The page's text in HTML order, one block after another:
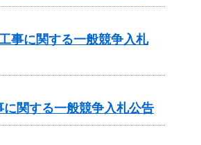
事に関する一般競争入札
関する一般競争入札公告